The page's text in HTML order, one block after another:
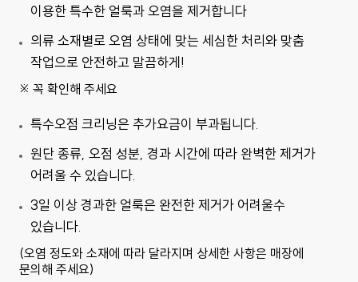
이용한 특수한 얼룩과 오염을 제거합니다
의류 소재별로 오염 상태에 맞는 세심한 처리와 맞춤
작업으로 안전하고 말끔하게!
※ 꼭 확인해 주세요
특수오점 크리닝은 추가요금이 부과됩니다.
원단 종류, 오점 성분, 경과 시간에 따라 완벽한 제거가
어려울 수 있습니다.
3일 이상 경과한 얼룩은 완전한 제거가 어려울수
있습니다.
(오염 정도와 소재에 따라 달라지며 상세한 사항은 매장에
문의해 주세요)